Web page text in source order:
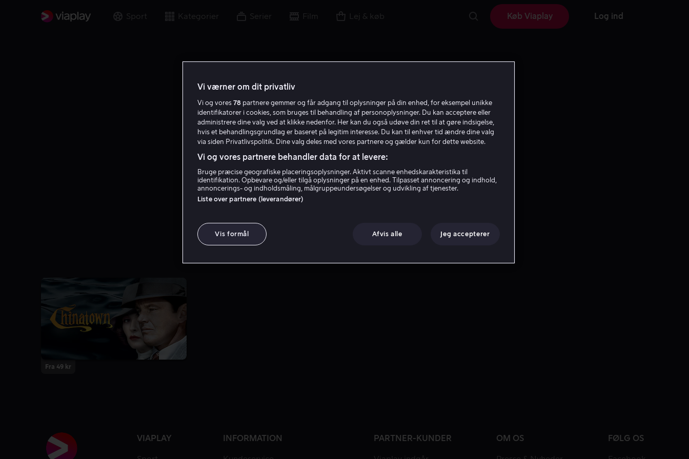
Sport Kategorier Serier Film Lej & køb Køb Viaplay Log ind
Perry Lopez
Fra 49 kr
VIAPLAY INFORMATION PARTNER-KUNDER OM OS FØLG OS
Vi værner om dit privatliv
Vi og vores 78 partnere gemmer og får adgang til oplysninger på din enhed, for eksempel unikke
identifikatorer i cookies, som bruges til behandling af personoplysninger. Du kan acceptere eller
administrere dine valg ved at klikke nedenfor. Her kan du også udøve din ret til at gøre indsigelse,
hvis et behandlingsgrundlag er baseret på legitim interesse. Du kan til enhver tid ændre dine valg
via siden Privatlivspolitik. Dine valg deles med vores partnere og gælder kun for dette website.
Vi og vores partnere behandler data for at levere:
Bruge præcise geografiske placeringsoplysninger. Aktivt scanne enhedskarakteristika til
identifikation. Opbevare og/eller tilgå oplysninger på en enhed. Tilpasset annoncering og indhold,
annoncerings- og indholdsmåling, målgruppeundersøgelser og udvikling af tjenester.
Liste over partnere (leverandører)
Vis formål Afvis alle Jeg accepterer